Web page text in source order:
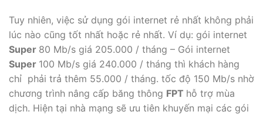
Tuy nhiên, việc sử dụng gói internet rẻ nhất không phải
lúc nào cũng tốt nhất hoặc rẻ nhất. Ví dụ: gói internet
Super 80 Mb/s giá 205.000 / tháng – Gói internet
Super 100 Mb/s giá 240.000 / tháng thì khách hàng
chỉ phải trả thêm 55.000 / tháng. tốc độ 150 Mb/s nhờ
chương trình nâng cấp băng thông FPT hỗ trợ mùa
dịch. Hiện tại nhà mạng sẽ ưu tiên khuyến mại các gói